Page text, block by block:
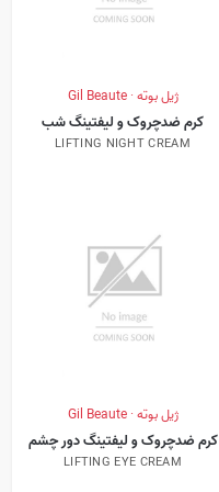
ژیل بوته · Gil Beaute
کرم ضدچروک و لیفتینگ شب
LIFTING NIGHT CREAM
ژیل بوته · Gil Beaute
کرم ضدچروک و لیفتینگ دور چشم
LIFTING EYE CREAM